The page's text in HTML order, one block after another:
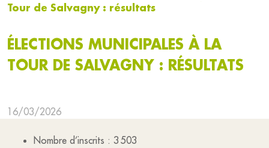
Tour de Salvagny : résultats
ÉLECTIONS MUNICIPALES À LA
TOUR DE SALVAGNY : RÉSULTATS
16/03/2026
Nombre d’inscrits : 3 503